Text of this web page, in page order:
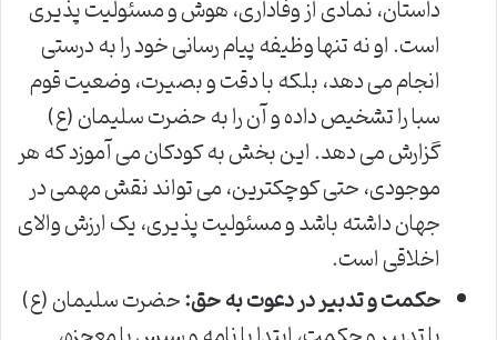
داستان، نمادی از وفاداری، هوش و مسئولیت پذیری
است. او نه تنها وظیفه پیام رسانی خود را به درستی
انجام می دهد، بلکه با دقت و بصیرت، وضعیت قوم
سبا را تشخیص داده و آن را به حضرت سلیمان (ع)
گزارش می دهد. این بخش به کودکان می آموزد که هر
موجودی، حتی کوچکترین، می تواند نقش مهمی در
جهان داشته باشد و مسئولیت پذیری، یک ارزش والای
اخلاقی است.
حکمت و تدبیر در دعوت به حق:حضرت سلیمان (ع)